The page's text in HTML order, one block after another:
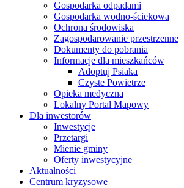
Gospodarka odpadami
Gospodarka wodno-ściekowa
Ochrona środowiska
Zagospodarowanie przestrzenne
Dokumenty do pobrania
Informacje dla mieszkańców
Adoptuj Psiaka
Czyste Powietrze
Opieka medyczna
Lokalny Portal Mapowy
Dla inwestorów
Inwestycje
Przetargi
Mienie gminy
Oferty inwestycyjne
Aktualności
Centrum kryzysowe